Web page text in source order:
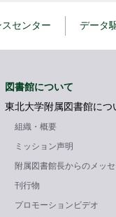
センター データ
図書館について
東北大学附属図書館につ
組織・概要
ミッション声明
附属図書館長からのメッ
刊行物
プロモーションビデオ